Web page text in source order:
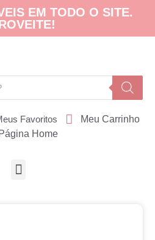
EM TODO O SITE.
Favoritos
Meu Carrinho
Página Home